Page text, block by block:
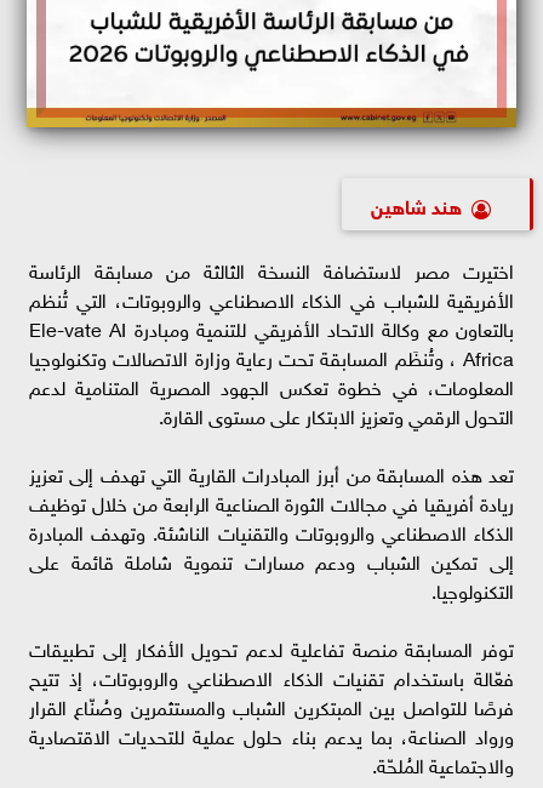
هند شاهين
اختيرت مصر لاستضافة النسخة الثالثة من مسابقة الرئاسة
الأفريقية للشباب في الذكاء الاصطناعي والروبوتات، التي تُنظم
بالتعاون مع وكالة الاتحاد الأفريقي للتنمية ومبادرة Ele-vate AI
Africa ، وتُنظَم المسابقة تحت رعاية وزارة الاتصالات وتكنولوجيا
المعلومات، في خطوة تعكس الجهود المصرية المتنامية لدعم
التحول الرقمي وتعزيز الابتكار على مستوى القارة.
تعد هذه المسابقة من أبرز المبادرات القارية التي تهدف إلى تعزيز
ريادة أفريقيا في مجالات الثورة الصناعية الرابعة من خلال توظيف
الذكاء الاصطناعي والروبوتات والتقنيات الناشئة. وتهدف المبادرة
إلى تمكين الشباب ودعم مسارات تنموية شاملة قائمة على
التكنولوجيا.
توفر المسابقة منصة تفاعلية لدعم تحويل الأفكار إلى تطبيقات
فعّالة باستخدام تقنيات الذكاء الاصطناعي والروبوتات، إذ تتيح
فرصًا للتواصل بين المبتكرين الشباب والمستثمرين وصُنّاع القرار
ورواد الصناعة، بما يدعم بناء حلول عملية للتحديات الاقتصادية
والاجتماعية المُلحّة.